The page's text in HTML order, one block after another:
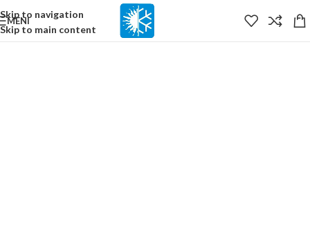
Skip to navigation
Skip to main content
MENI